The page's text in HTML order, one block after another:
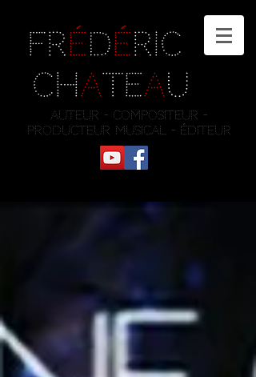
Frédéric
Chateau
auteur - compositeur -
producteur musical - éditeur